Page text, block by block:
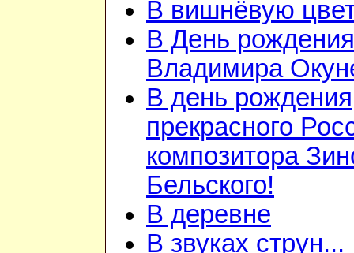
В вишнёвую
В День рождения
Владимира
В день рождения
прекрасного
композитора
Бельского!
В деревне
В звуках струн...